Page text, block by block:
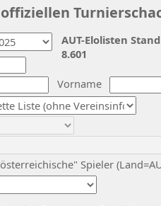
Vorname
Spieler
AUT-Elolisten
8.601